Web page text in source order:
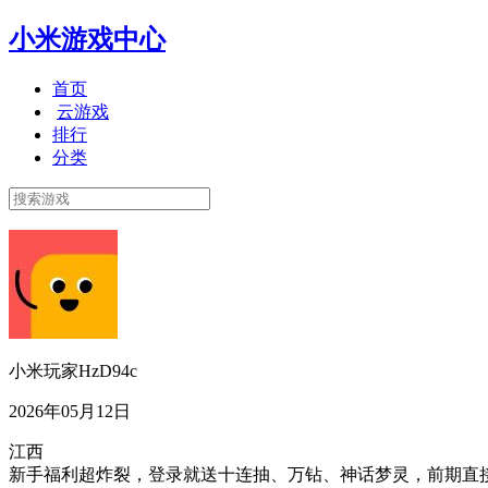
小米游戏中心
首页
云游戏
排行
分类
小米玩家HzD94c
2026年05月12日
江西
新手福利超炸裂，登录就送十连抽、万钻、神话梦灵，前期直